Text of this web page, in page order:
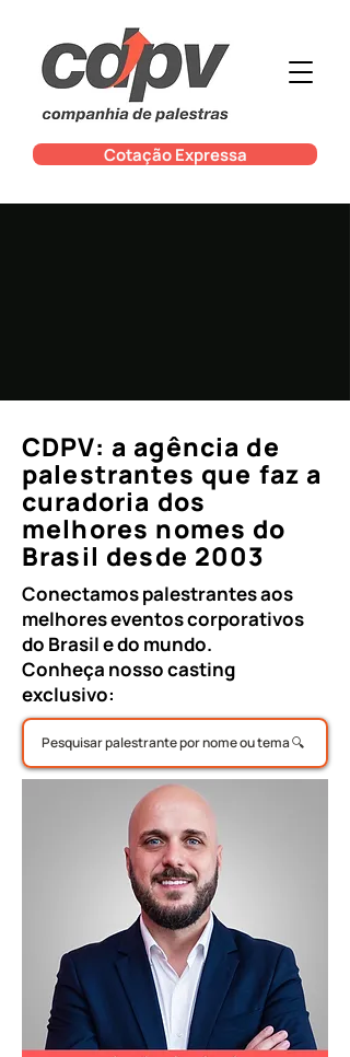
Cotação Expressa
CDPV: a agência de
palestrantes que faz a
curadoria dos
melhores nomes do
Brasil desde 2003
Conectamos palestrantes aos
melhores eventos corporativos
do Brasil e do mundo.
Conheça nosso casting
exclusivo: